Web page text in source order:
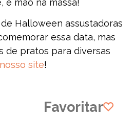
Halloween assustadoras
essa data, mas
de pratos para diversas
site!
Favoritar